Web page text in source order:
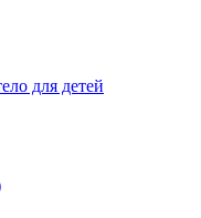
для детей